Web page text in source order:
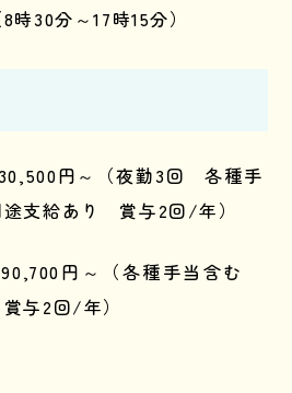
8時30分～17時15分）
円～（夜勤3回 各種手
支給あり 賞与2回/年）
円～（各種手当含む
与2回/年）